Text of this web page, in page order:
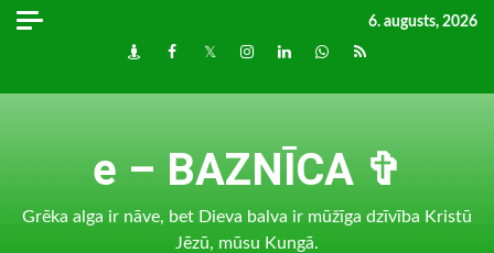
Skip
6. augusts, 2026
DraugiemFacebook
TwitterInstagram
LinkedInwhatsapp
RSS
e – BAZNĪCA ✞
Grēka alga ir nāve, bet Dieva balva ir mūžīga dzīvība Kristū
Jēzū, mūsu Kungā.